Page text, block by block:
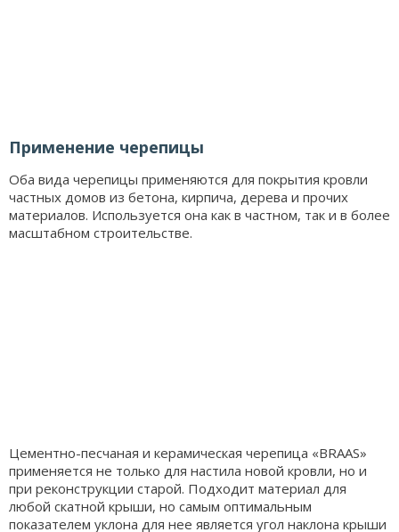
Применение черепицы
Оба вида черепицы применяются для покрытия кровли
частных домов из бетона, кирпича, дерева и прочих
материалов. Используется она как в частном, так и в более
масштабном строительстве.
Цементно-песчаная и керамическая черепица «BRAAS»
применяется не только для настила новой кровли, но и
при реконструкции старой. Подходит материал для
любой скатной крыши, но самым оптимальным
показателем уклона для нее является угол наклона крыши